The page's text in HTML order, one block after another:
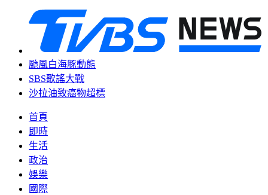
颱風白海豚動態
SBS歌謠大戰
沙拉油致癌物超標
首頁
即時
生活
政治
娛樂
國際